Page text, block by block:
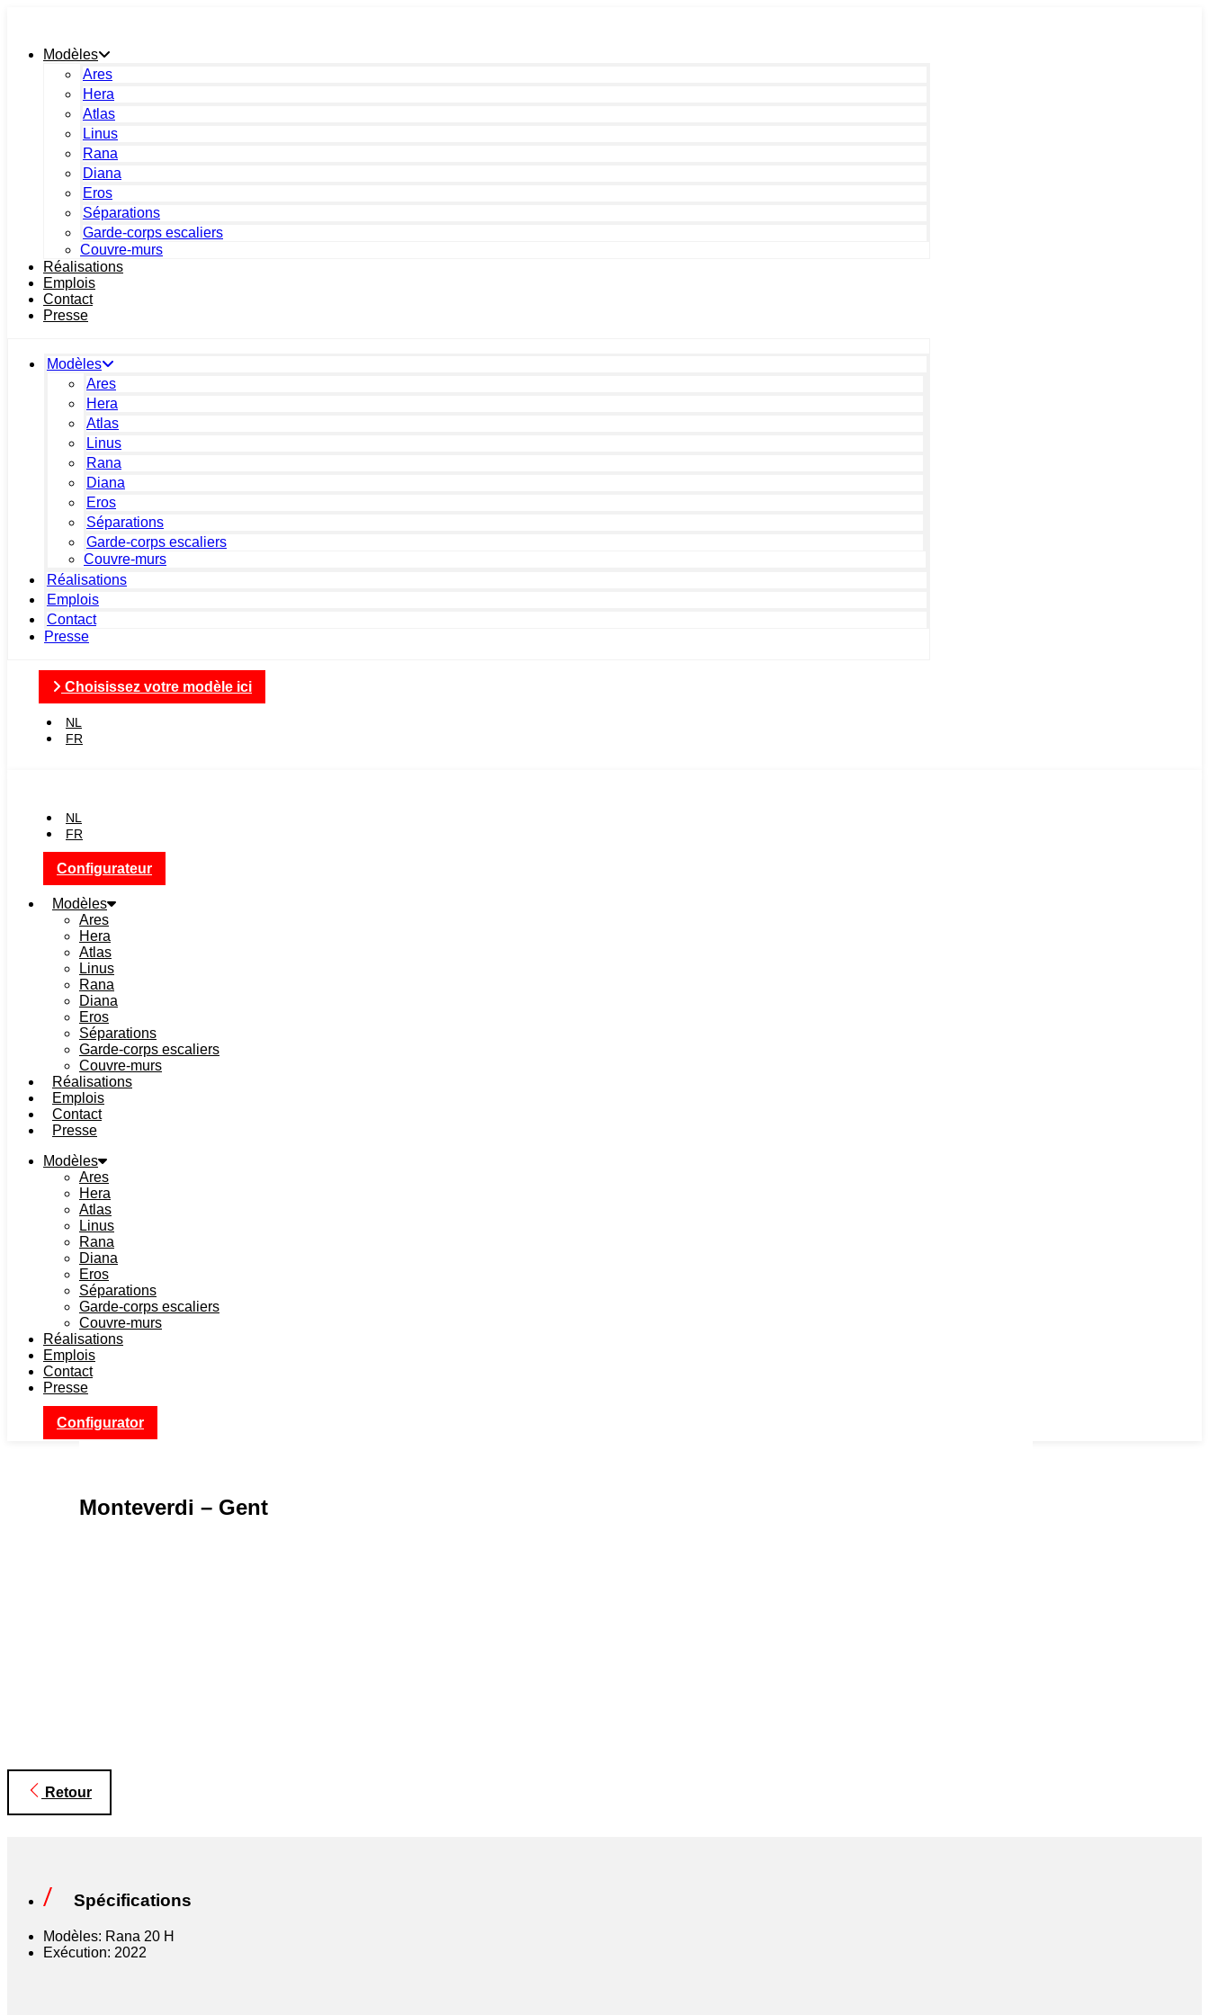
content
Modèles
Ares
Hera
Atlas
Linus
Rana
Diana
Eros
Séparations
Garde-corps escaliers
Couvre-murs
Réalisations
Emplois
Contact
Presse
Modèles
Ares
Hera
Atlas
Linus
Rana
Diana
Eros
Séparations
Garde-corps escaliers
Couvre-murs
Réalisations
Emplois
Contact
Presse
Choisissez votre modèle ici
NL
FR
NL
FR
Configurateur
Modèles
Ares
Hera
Atlas
Linus
Rana
Diana
Eros
Séparations
Garde-corps escaliers
Couvre-murs
Réalisations
Emplois
Contact
Presse
Modèles
Ares
Hera
Atlas
Linus
Rana
Diana
Eros
Séparations
Garde-corps escaliers
Couvre-murs
Réalisations
Emplois
Contact
Presse
Configurator
Monteverdi – Gent
Retour
Spécifications
Modèles: Rana 20 H
Exécution: 2022